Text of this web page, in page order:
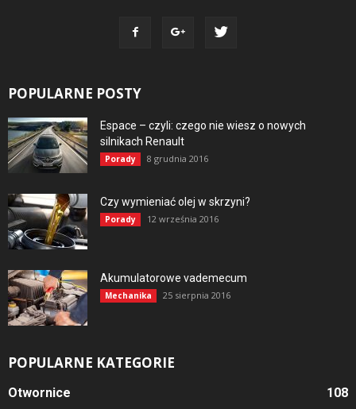
POPULARNE POSTY
Espace – czyli: czego nie wiesz o nowych
silnikach Renault
Porady 8 grudnia 2016
Czy wymieniać olej w skrzyni?
Porady 12 września 2016
Akumulatorowe vademecum
Mechanika 25 sierpnia 2016
POPULARNE KATEGORIE
Otwornice
108